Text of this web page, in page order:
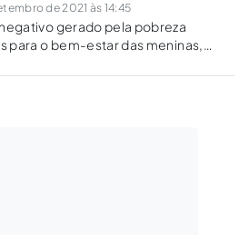
de 2021 às 14:45
gerado pela pobreza
para o bem-estar das meninas,